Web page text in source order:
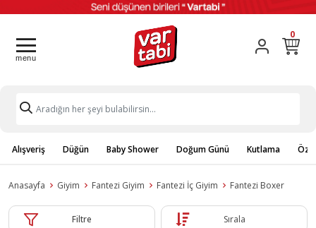
0
Alışveriş Düğün Baby Shower Doğum Günü Kutlama
Anasayfa Giyim Fantezi Giyim Fantezi İç Giyim Fantezi Boxer
Filtre Sırala